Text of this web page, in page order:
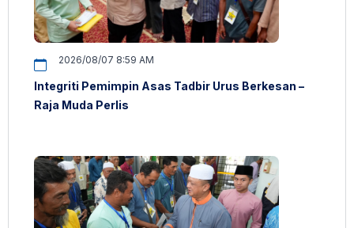
2026/08/07 8:59 AM
Integriti Pemimpin Asas Tadbir Urus Berkesan –
Raja Muda Perlis